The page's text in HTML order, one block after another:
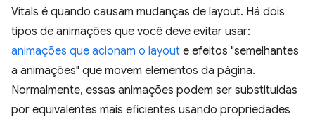
Vitals é quando causam mudanças de layout. Há dois
tipos de animações que você deve evitar usar:
animações que acionam o layout e efeitos "semelhantes
a animações" que movem elementos da página.
Normalmente, essas animações podem ser substituídas
por equivalentes mais eficientes usando propriedades